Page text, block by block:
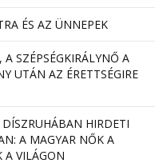
ÉS AZ ÜNNEPEK
A SZÉPSÉGKIRÁLYNŐ A
UTÁN AZ ÉRETTSÉGIRE
HIRDETI
A MAGYAR NŐK A
A VILÁGON